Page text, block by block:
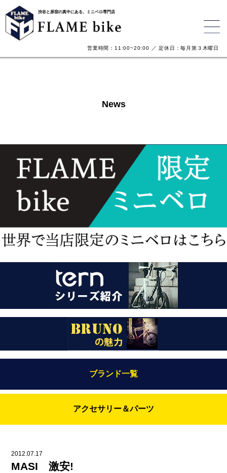
渋谷と原宿の真中にある、ミニベロ専門店
営業時間：11:00~20:00 ／ 定休日：毎月第３木曜日
News
ブランド一覧
Bianchi（ビアンキ）
BRUNO(ブルーノ)
DAHON（ダホーン）
アクセサリー＆パーツ
knog（ノグ）
2012.07.17
MASI 激安!